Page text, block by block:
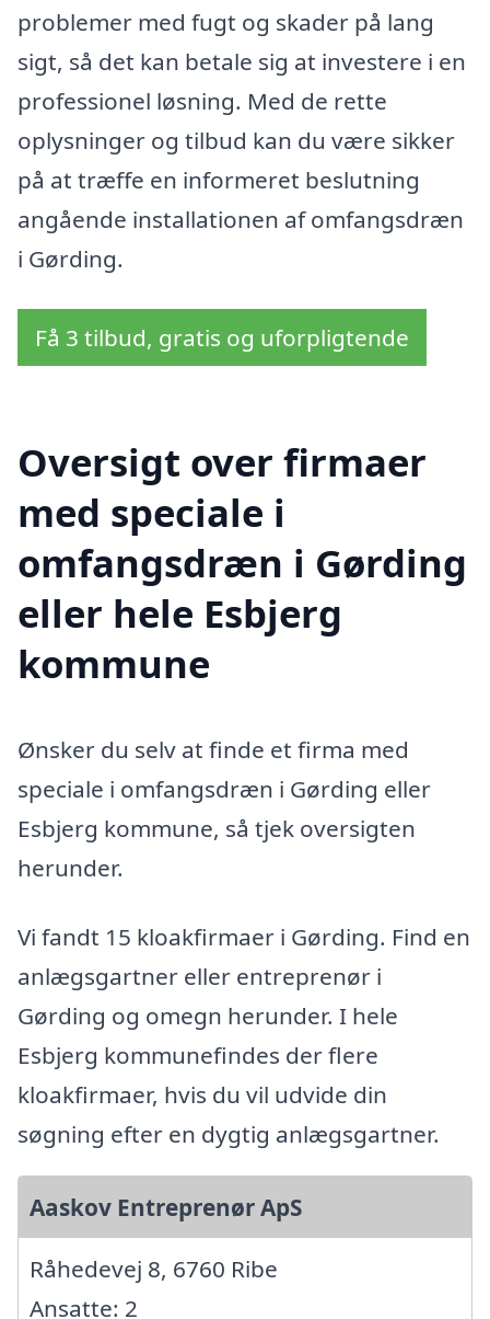
problemer med fugt og skader på lang
sigt, så det kan betale sig at investere i en
professionel løsning. Med de rette
oplysninger og tilbud kan du være sikker
på at træffe en informeret beslutning
angående installationen af omfangsdræn
i Gørding.
Få 3 tilbud, gratis og uforpligtende
Oversigt over firmaer
med speciale i
omfangsdræn i Gørding
eller hele Esbjerg
kommune
Ønsker du selv at finde et firma med
speciale i omfangsdræn i Gørding eller
Esbjerg kommune, så tjek oversigten
herunder.
Vi fandt 15 kloakfirmaer i Gørding. Find en
anlægsgartner eller entreprenør i
Gørding og omegn herunder. I hele
Esbjerg kommunefindes der flere
kloakfirmaer, hvis du vil udvide din
søgning efter en dygtig anlægsgartner.
Aaskov Entreprenør ApS
Råhedevej 8, 6760 Ribe
Ansatte: 2